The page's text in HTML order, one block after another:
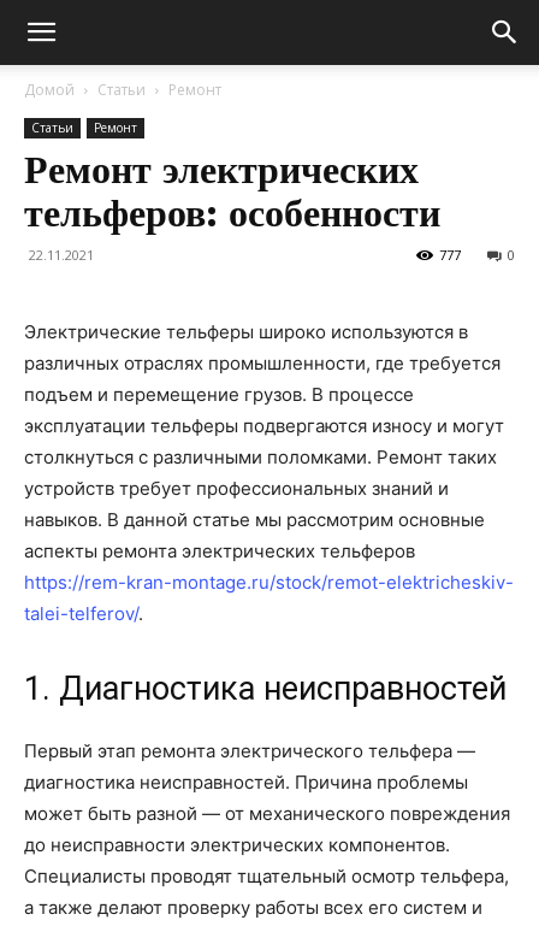
Домой Статьи Ремонт
Статьи Ремонт
Ремонт электрических
тельферов: особенности
22.11.2021 0
777
Электрические тельферы широко используются в
различных отраслях промышленности, где требуется
подъем и перемещение грузов. В процессе
эксплуатации тельферы подвергаются износу и могут
столкнуться с различными поломками. Ремонт таких
устройств требует профессиональных знаний и
навыков. В данной статье мы рассмотрим основные
аспекты ремонта электрических тельферов
https://rem-kran-montage.ru/stock/remot-elektricheskiv-
talei-telferov/.
1. Диагностика неисправностей
Первый этап ремонта электрического тельфера —
диагностика неисправностей. Причина проблемы
может быть разной — от механического повреждения
до неисправности электрических компонентов.
Специалисты проводят тщательный осмотр тельфера,
а также делают проверку работы всех его систем и